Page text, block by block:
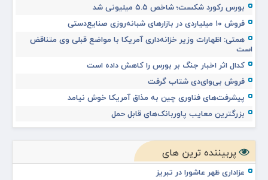
بورس رکورد شکست؛ شاخص ۵.۵ میلیونی شد
فروش ۱۰ میلیاردی در بازارهای شبانه‌روزی صنایع‌دستی
همتی: اظهارات وزیر خزانه‌داری آمریکا با مواضع قبلی وی متناقض
است
کدال اثر اخبار جنگ بر بورس را کاهش داده است
فروش بی‌وای‌دی شتاب گرفت
پیشرفت‌های فناوری چین به مذاق آمریکا خوش نیامد
بزرگترین معایب پاوربانک‌های قابل حمل
پربیننده ترین های
عزاداری ظهر عاشورا در تبریز